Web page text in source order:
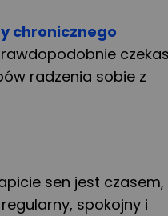
chronicznego
radzenia sobie z
sen jest czasem,
spokojny i